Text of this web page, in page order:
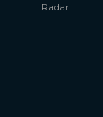
Radar